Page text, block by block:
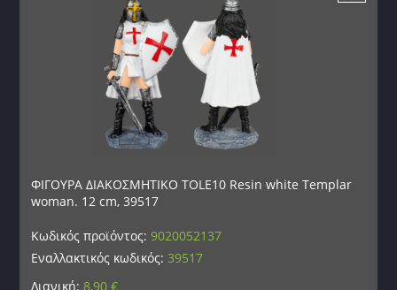
ΦΙΓΟΥΡΑ ΔΙΑΚΟΣΜΗΤΙΚΟ TOLE10 Resin white Templar
woman. 12 cm, 39517
Κωδικός προϊόντος:9020052137
Εναλλακτικός κωδικός: 39517
Λιανική:8,90€